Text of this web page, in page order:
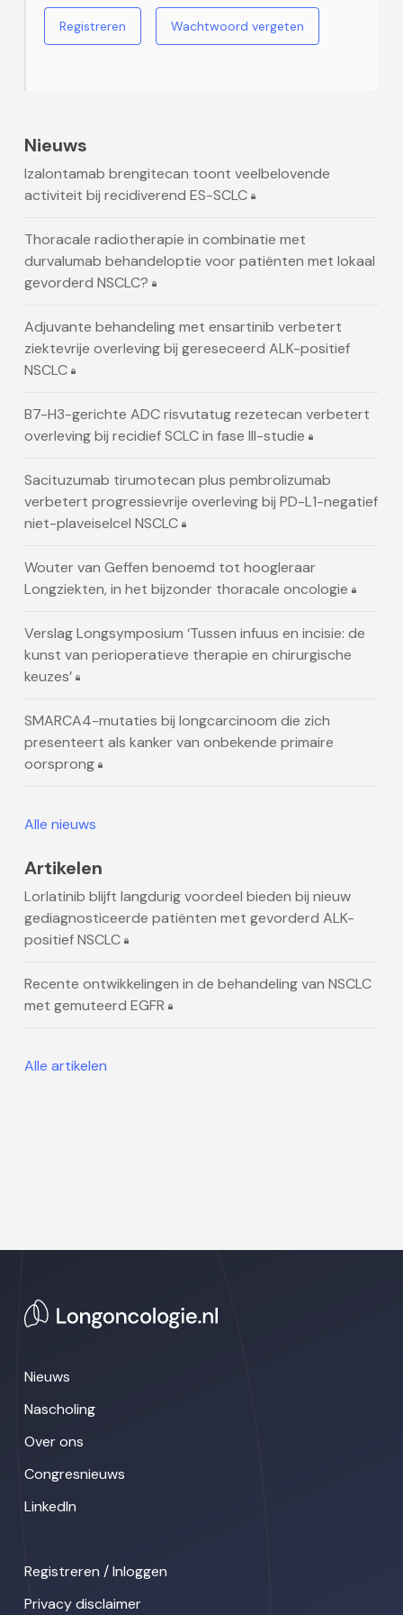
Registreren Wachtwoord vergeten
Nieuws
Izalontamab brengitecan toont veelbelovende
activiteit bij recidiverend ES-SCLC
Thoracale radiotherapie in combinatie met
durvalumab behandeloptie voor patiënten met lokaal
gevorderd NSCLC?
Adjuvante behandeling met ensartinib verbetert
ziektevrije overleving bij gereseceerd ALK-positief
NSCLC
B7-H3-gerichte ADC risvutatug rezetecan verbetert
overleving bij recidief SCLC in fase III-studie
Sacituzumab tirumotecan plus pembrolizumab
verbetert progressievrije overleving bij PD-L1-negatief
niet-plaveiselcel NSCLC
Wouter van Geffen benoemd tot hoogleraar
Longziekten, in het bijzonder thoracale oncologie
Verslag Longsymposium ‘Tussen infuus en incisie: de
kunst van perioperatieve therapie en chirurgische
keuzes’
SMARCA4-mutaties bij longcarcinoom die zich
presenteert als kanker van onbekende primaire
oorsprong
Alle nieuws
Artikelen
Lorlatinib blijft langdurig voordeel bieden bij nieuw
gediagnosticeerde patiënten met gevorderd ALK-
positief NSCLC
Recente ontwikkelingen in de behandeling van NSCLC
met gemuteerd EGFR
Alle artikelen
Nieuws
Nascholing
Over ons
Congresnieuws
LinkedIn
Registreren / Inloggen
Privacy disclaimer